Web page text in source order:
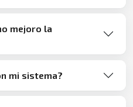
mejoro la
mi sistema?